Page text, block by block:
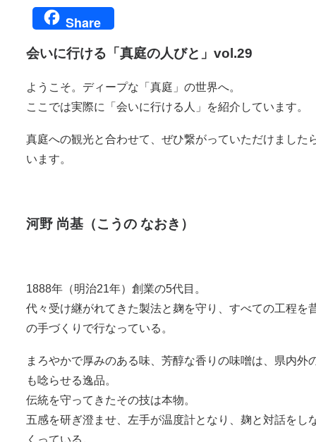
Share
会いに行ける「真庭の人びと」vol.29
ようこそ。ディープな「真庭」の世界へ。
ここでは実際に「会いに行ける人」を紹介しています。
真庭への観光と合わせて、ぜひ繋がっていただけました
います。
河野 尚基（こうの なおき）
1888年（明治21年）創業の5代目。
代々受け継がれてきた製法と麹を守り、すべての工程を
の手づくりで行なっている。
まろやかで厚みのある味、芳醇な香りの味噌は、県内外
も唸らせる逸品。
伝統を守ってきたその技は本物。
五感を研ぎ澄ませ、左手が温度計となり、麹と対話をし